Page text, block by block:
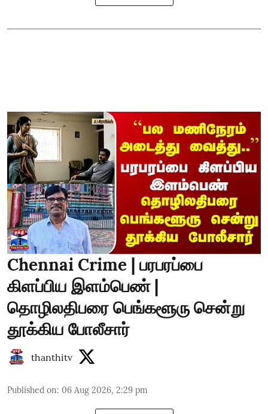
Chennai Crime | பரபரப்பை
கிளப்பிய இளம்பெண் |
தொழிலதிபரை பெங்களூரு சென்று
தூக்கிய போலீசார்
thanthitv
Published on: 06 Aug 2026, 2:29 pm